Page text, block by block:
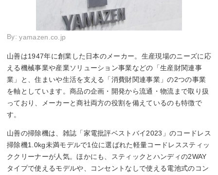
By:yamazen.co.jp
山善は1947年に創業した日本のメーカー。生産現場のニーズに応
える機械事業や産業ソリューション事業などの「生産財関連事
業」と、住まいや生活を支える「消費財関連事業」の2つの事業
を軸としています。商品の企画・開発から流通・物流まで取り扱
っており、メーカーと商社両方の役割を備えているのも特徴で
す。
山善の掃除機は、雑誌「家電批評ベストバイ2023」のコードレス
掃除機1.0kg未満モデルで1位に選ばれた軽量コードレススティッ
ククリーナーが人気。ほかにも、スティックとハンディの2WAY
タイプで使えるモデルや、コンセントなしで使える電池式のコン